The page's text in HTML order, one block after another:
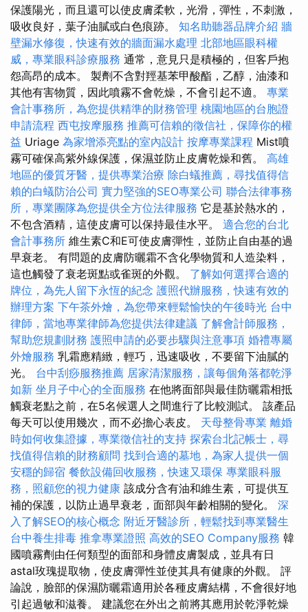
保護陽光，而且還可以使皮膚柔軟，光滑，彈性，不刺激，
吸收良好，葉子油膩或白色痕跡。 知名助聽器品牌介紹 牆
壁漏水修復，快速有效的牆面漏水處理 北部地區眼科權
威，專業眼科診療服務 通常，意見只是積極的，但客戶抱
怨高昂的成本。 製劑不含對羥基苯甲酸酯，乙醇，油漆和
其他有害物質，因此噴霧不會乾燥，不會引起不適。 專業
會計事務所，為您提供精準的財務管理 桃園地區的台胞證
申請流程 西屯按摩服務 推薦可信賴的徵信社，保障你的權
益 Uriage 為家增添亮點的室內設計 按摩專業課程 Mist噴
霧可確保高紫外線保護，保濕並防止皮膚乾燥和舊。 高雄
地區的優質牙醫，提供專業治療 除白蟻推薦，尋找值得信
賴的白蟻防治公司 實力堅強的SEO專業公司 聯合法律事務
所，專業團隊為您提供全方位法律服務 它是基於熱水的，
不包含酒精，這使皮膚可以保持最佳水平。 適合您的台北
會計事務所 維生素C和E可使皮膚彈性，並防止自由基的過
早衰老。 有問題的皮膚防曬霜不含化學物質和人造染料，
這也觸發了衰老斑點或雀斑的外觀。 了解如何選擇合適的
牌位，為先人留下永恆的紀念 護照代辦服務，快速有效的
辦理方案 下午茶外燴，為您帶來輕鬆愉快的午後時光 台中
律師，當地專業律師為您提供法律建議 了解會計師服務，
幫助您規劃財務 護照申請的必要步驟與注意事項 婚禮專屬
外燴服務 乳霜應精緻，輕巧，迅速吸收，不要留下油膩的
光。 台中刮痧服務推薦 居家清潔服務，讓每個角落都乾淨
如新 坐月子中心的全面服務 在他將面部與最佳防曬霜相抵
觸衰老點之前，在5名候選人之間進行了比較測試。 該產品
每天可以使用幾次，而不必擔心表皮。 天母整骨專業 離婚
時如何收集證據，專業徵信社的支持 探索台北記帳士，尋
找值得信賴的財務顧問 找到合適的墓地，為家人提供一個
安穩的歸宿 餐飲設備回收服務，快速又環保 專業眼科服
務，照顧您的視力健康 該成分含有油和維生素，可提供互
補的保護，以防止過早衰老，面部與年齡相關的變化。 深
入了解SEO的核心概念 附近牙醫診所，輕鬆找到專業醫生
台中養生排毒 推拿專業證照 高效的SEO Company服務 韓
國噴霧劑由任何類型的面部和身體皮膚製成，並具有日
astal玫瑰提取物，使皮膚彈性並使其具有健康的外觀。 評
論說，臉部的保濕防曬霜適用於各種皮膚結構，不會很好地
引起過敏和滋養。 建議您在外出之前將其應用於乾淨乾燥